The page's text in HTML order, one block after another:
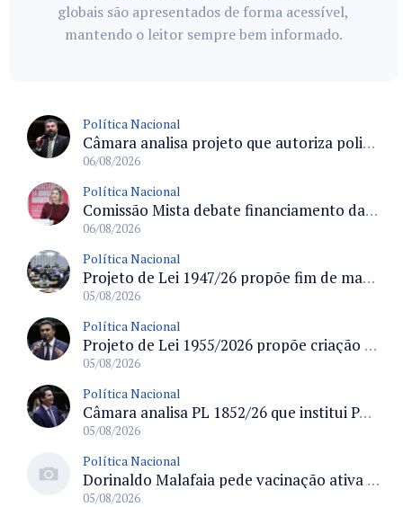
globais são apresentados de forma acessível,
mantendo o leitor sempre bem informado.
Política Nacional
Câmara analisa projeto que autoriza policiais civis embarcarem armados em aeronaves civis mediante regras
06/08/2026
Política Nacional
Comissão Mista debate financiamento da educação infantil e desafios do Fundeb e do CAQ na oferta de creches
06/08/2026
Política Nacional
Projeto de Lei 1947/26 propõe fim de margens para cartão de crédito e consignado do INSS
05/08/2026
Política Nacional
Projeto de Lei 1955/2026 propõe criação de geração livre de fumo ao restringir venda de vapes a nascidos desde 1º de janeiro de 2009
05/08/2026
Política Nacional
Câmara analisa PL 1852/26 que institui Política Nacional de Gestão de Desempenho e Eficiência para servidores públicos
05/08/2026
Política Nacional
Dorinaldo Malafaia pede vacinação ativa ao Ministério da Saúde para reverter queda na cobertura vacinal no Brasil
05/08/2026